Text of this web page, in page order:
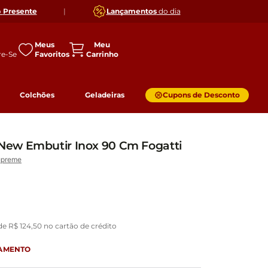
Presente | Lançamentosdo dia
Meus
Favoritos
Colchões Geladeiras Cupons de Desconto
Embutir Inox 90 Cm Fogatti
R$ 124 50 no cartão de crédito